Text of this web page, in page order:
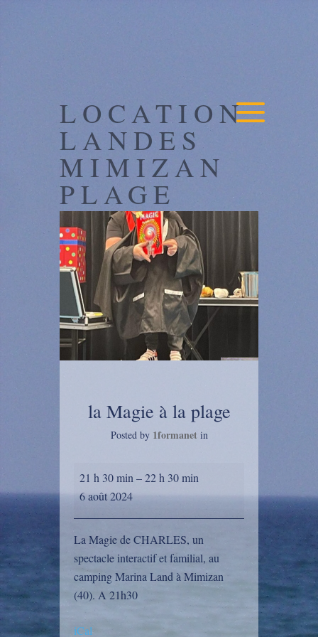
LOCATION
LANDES
MIMIZAN
PLAGE
la Magie à la plage
Posted by 1formanetin
Magie
plage
21 h 30 min –22 h 30 min
6 août 2024
La Magie de CHARLES, un
spectacle interactif et familial, au
camping Marina Land à Mimizan
(40). A 21h30
iCal